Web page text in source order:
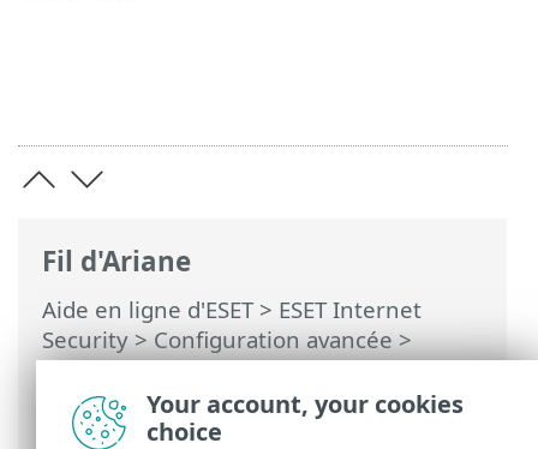
Fil d'Ariane
Aide en ligne d'ESET> ESET Internet
Security>Configuration avancée>
Interface utilisateur>Configuration de
l'accès> Mot de passe pour la
configuration avancée
Your account, your cookies
choice